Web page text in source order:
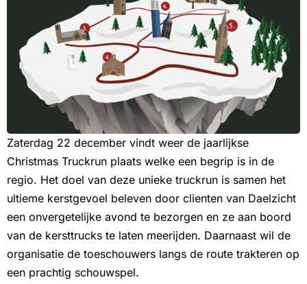
Zaterdag 22 december vindt weer de jaarlijkse
Christmas Truckrun plaats welke een begrip is in de
regio. Het doel van deze unieke truckrun is samen het
ultieme kerstgevoel beleven door clienten van Daelzicht
een onvergetelijke avond te bezorgen en ze aan boord
van de kersttrucks te laten meerijden. Daarnaast wil de
organisatie de toeschouwers langs de route trakteren op
een prachtig schouwspel.